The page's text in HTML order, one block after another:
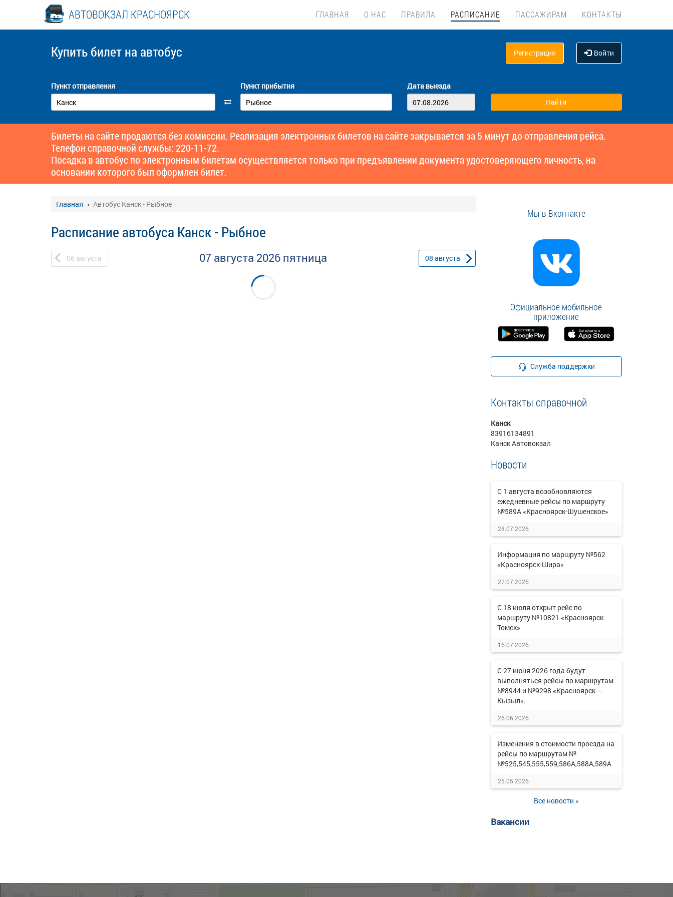
АВТОВОКЗАЛ КРАСНОЯРСК ГЛАВНАЯ О НАС ПРАВИЛА РАСПИСАНИЕ ПАССАЖИРАМ КОНТАКТЫ
Купить билет на автобус Регистрация Войти
Пункт отправления Пункт прибытия Дата выезда
Билеты на сайте продаются без комиссии. Реализация электронных билетов на сайте закрывается за 5 минут до отправления рейса.
Телефон справочной службы: 220-11-72.
Посадка в автобус по электронным билетам осуществляется только при предъявлении документа удостоверяющего личность, на
основании которого был оформлен билет.
Главная Автобус Канск - Рыбное
Расписание автобуса Канск - Рыбное
06 августа 07 августа 2026 пятница 08 августа
Мы в Вконтакте
Официальное мобильное
приложение
Служба поддержки
Контакты справочной
Канск
83916134891
Канск Автовокзал
Новости
С 1 августа возобновляются
ежедневные рейсы по маршруту
№589А «Красноярск-Шушенское»
28.07.2026
Информация по маршруту №562
«Красноярск-Шира»
27.07.2026
С 18 июля открыт рейс по
маршруту №10821 «Красноярск-
Томск»
16.07.2026
С 27 июня 2026 года будут
выполняться рейсы по маршрутам
№8944 и №9298 «Красноярск —
Кызыл».
26.06.2026
Изменения в стоимости проезда на
рейсы по маршрутам №
№525,545,555,559,586А,588А,589А
25.05.2026
Все новости »
Вакансии